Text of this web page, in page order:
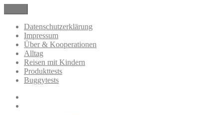
Inhalt
springen
BloggerMumOf3Boys Mamablog
Mamablog über das Leben mit drei Kindern mit Produkttests und
Alltagsthemen
Datenschutzerklärung
Impressum
Über & Kooperationen
Alltag
Reisen mit Kindern
Produkttests
Buggytests